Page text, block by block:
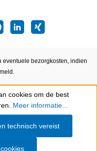
eventuele bezorgkosten, indien
cookies om de best
Meer informatie...
technisch vereist